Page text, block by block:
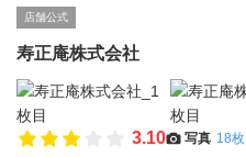
店舗公式
寿正庵株式会社
3.10 写真 18枚